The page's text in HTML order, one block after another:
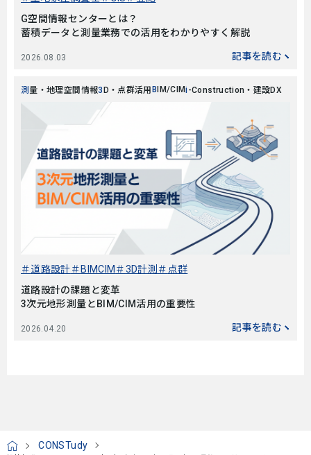
G空間情報センターとは？
蓄積データと測量業務での活用をわかりやすく解説
2026.08.03 記事を読む
測量・地理空間情報 3D・点群活用 BIM/CIM i-Construction・建設DX
道路設計 BIMCIM 3D計測
点群
道路設計の課題と変革
3次元地形測量とBIM/CIM活用の重要性
2026.04.20 記事を読む
CONSTudy